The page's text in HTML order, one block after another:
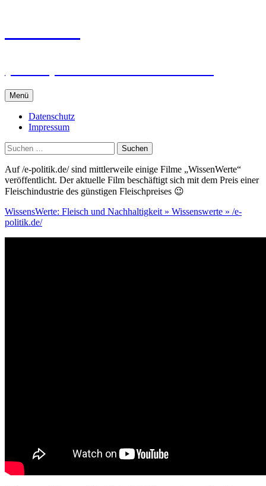
Menü
Datenschutz
Impressum
Suchen
nach:
Auf /e-politik.de/ sind mittlerweile einige Filme „WissenWerte“
veröffentlicht. Der aktuelle Film beschäftigt sich mit dem Preis einer
Fleischindustrie des günstigen Fleischpreises 😉
WissensWerte: Fleisch und Nachhaltigkeit » Wissenswerte » /e-
politik.de/